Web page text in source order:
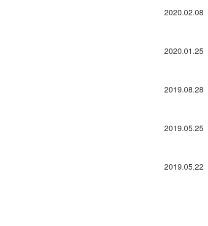
2020.02.08
2020.01.25
2019.08.28
2019.05.25
2019.05.22